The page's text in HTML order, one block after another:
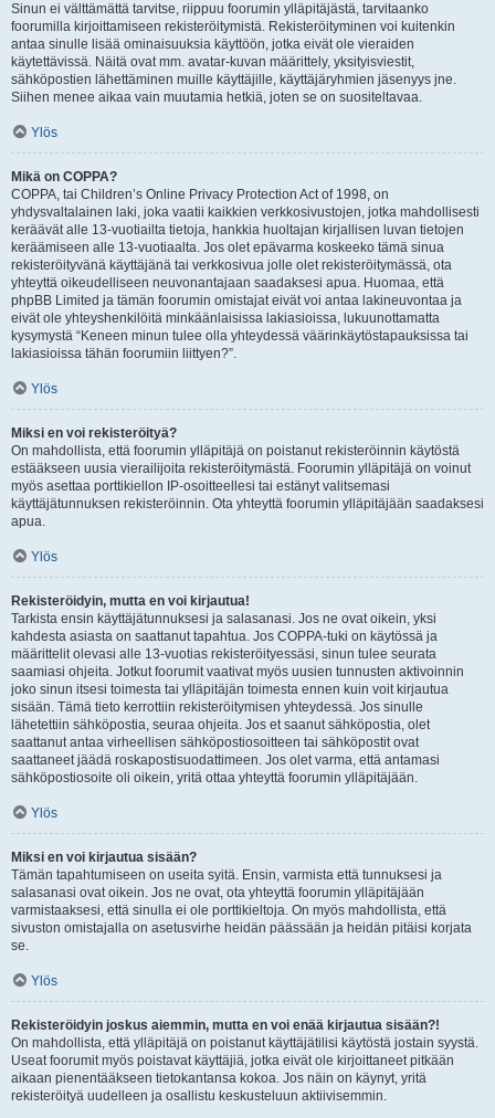
Sinun ei välttämättä tarvitse, riippuu foorumin ylläpitäjästä, tarvitaanko
foorumilla kirjoittamiseen rekisteröitymistä. Rekisteröityminen voi kuitenkin
antaa sinulle lisää ominaisuuksia käyttöön, jotka eivät ole vieraiden
käytettävissä. Näitä ovat mm. avatar-kuvan määrittely, yksityisviestit,
sähköpostien lähettäminen muille käyttäjille, käyttäjäryhmien jäsenyys jne.
Siihen menee aikaa vain muutamia hetkiä, joten se on suositeltavaa.
Ylös
Mikä on COPPA?
COPPA, tai Children’s Online Privacy Protection Act of 1998, on
yhdysvaltalainen laki, joka vaatii kaikkien verkkosivustojen, jotka mahdollisesti
keräävät alle 13-vuotiailta tietoja, hankkia huoltajan kirjallisen luvan tietojen
keräämiseen alle 13-vuotiaalta. Jos olet epävarma koskeeko tämä sinua
rekisteröityvänä käyttäjänä tai verkkosivua jolle olet rekisteröitymässä, ota
yhteyttä oikeudelliseen neuvonantajaan saadaksesi apua. Huomaa, että
phpBB Limited ja tämän foorumin omistajat eivät voi antaa lakineuvontaa ja
eivät ole yhteyshenkilöitä minkäänlaisissa lakiasioissa, lukuunottamatta
kysymystä “Keneen minun tulee olla yhteydessä väärinkäytöstapauksissa tai
lakiasioissa tähän foorumiin liittyen?”.
Ylös
Miksi en voi rekisteröityä?
On mahdollista, että foorumin ylläpitäjä on poistanut rekisteröinnin käytöstä
estääkseen uusia vierailijoita rekisteröitymästä. Foorumin ylläpitäjä on voinut
myös asettaa porttikiellon IP-osoitteellesi tai estänyt valitsemasi
käyttäjätunnuksen rekisteröinnin. Ota yhteyttä foorumin ylläpitäjään saadaksesi
apua.
Ylös
Rekisteröidyin, mutta en voi kirjautua!
Tarkista ensin käyttäjätunnuksesi ja salasanasi. Jos ne ovat oikein, yksi
kahdesta asiasta on saattanut tapahtua. Jos COPPA-tuki on käytössä ja
määrittelit olevasi alle 13-vuotias rekisteröityessäsi, sinun tulee seurata
saamiasi ohjeita. Jotkut foorumit vaativat myös uusien tunnusten aktivoinnin
joko sinun itsesi toimesta tai ylläpitäjän toimesta ennen kuin voit kirjautua
sisään. Tämä tieto kerrottiin rekisteröitymisen yhteydessä. Jos sinulle
lähetettiin sähköpostia, seuraa ohjeita. Jos et saanut sähköpostia, olet
saattanut antaa virheellisen sähköpostiosoitteen tai sähköpostit ovat
saattaneet jäädä roskapostisuodattimeen. Jos olet varma, että antamasi
sähköpostiosoite oli oikein, yritä ottaa yhteyttä foorumin ylläpitäjään.
Ylös
Miksi en voi kirjautua sisään?
Tämän tapahtumiseen on useita syitä. Ensin, varmista että tunnuksesi ja
salasanasi ovat oikein. Jos ne ovat, ota yhteyttä foorumin ylläpitäjään
varmistaaksesi, että sinulla ei ole porttikieltoja. On myös mahdollista, että
sivuston omistajalla on asetusvirhe heidän päässään ja heidän pitäisi korjata
se.
Ylös
Rekisteröidyin joskus aiemmin, mutta en voi enää kirjautua sisään?!
On mahdollista, että ylläpitäjä on poistanut käyttäjätilisi käytöstä jostain syystä.
Useat foorumit myös poistavat käyttäjiä, jotka eivät ole kirjoittaneet pitkään
aikaan pienentääkseen tietokantansa kokoa. Jos näin on käynyt, yritä
rekisteröityä uudelleen ja osallistu keskusteluun aktiivisemmin.